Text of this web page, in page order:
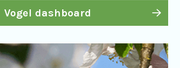
Vogel dashboard